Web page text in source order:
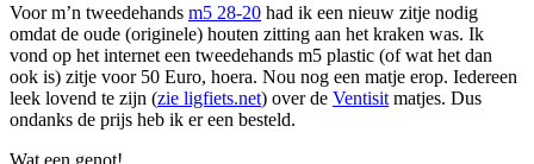
Voor m’n tweedehands m5 28-20 had ik een nieuw zitje nodig
omdat de oude (originele) houten zitting aan het kraken was. Ik
vond op het internet een tweedehands m5 plastic (of wat het dan
ook is) zitje voor 50 Euro, hoera. Nou nog een matje erop. Iedereen
leek lovend te zijn (zie ligfiets.net) over de Ventisit matjes. Dus
ondanks de prijs heb ik er een besteld.
Wat een genot!